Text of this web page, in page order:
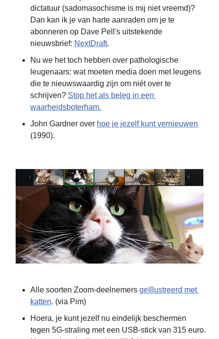
dictatuur (sadomasochisme is mij niet vreemd)?
Dan kan ik je van harte aanraden om je te
abonneren op Dave Pell's uitstekende
nieuwsbrief: NextDraft.
Nu we het toch hebben over pathologische
leugenaars: wat moeten media doen met leugens
die te nieuwswaardig zijn om niét over te
schrijven? Stop het als beleg in een
waarheidsboterham.
John Gardner over hoe je jezelf kunt vernieuwen
(1990).
Alle soorten Zoom-deelnemers geïllustreerd met
katten. (via Pim)
Hoera, je kunt jezelf nu eindelijk beschermen
tegen 5G-straling met een USB-stick van 315 euro.